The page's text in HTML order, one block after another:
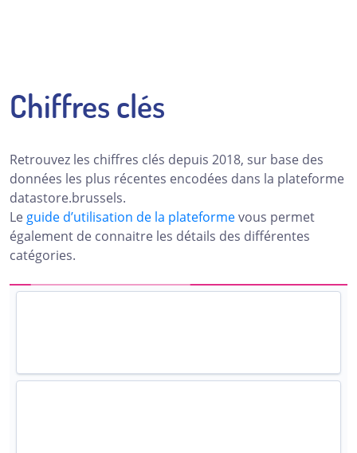
Chiffres clés
Retrouvez les chiffres clés depuis 2018, sur base des
données les plus récentes encodées dans la plateforme
datastore.brussels.
Le guide d’utilisation de la plateformevous permet
également de connaitre les détails des différentes
catégories.